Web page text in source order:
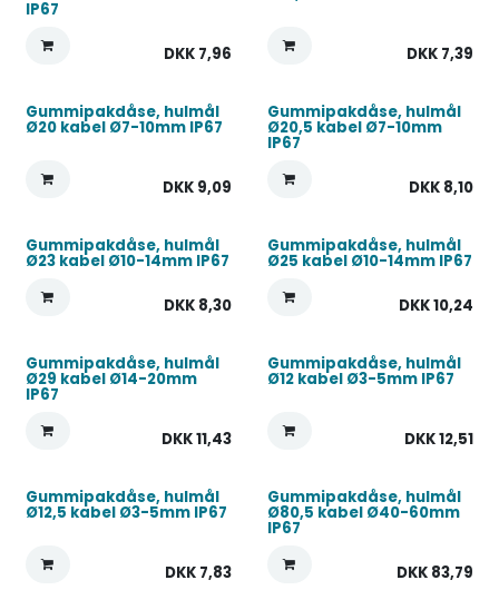
IP67
DKK 7,96 DKK 7,39
Gummipakdåse, hulmål
Ø20 kabel Ø7-10mm IP67
DKK 9,09
Gummipakdåse, hulmål
Ø20,5 kabel Ø7-10mm
IP67
DKK 8,10
Gummipakdåse, hulmål
Ø23 kabel Ø10-14mm IP67
DKK 8,30
Gummipakdåse, hulmål
Ø25 kabel Ø10-14mm IP67
DKK10,24
Gummipakdåse, hulmål
Ø29 kabel Ø14-20mm
IP67
DKK11,43
Gummipakdåse, hulmål
Ø12 kabel Ø3-5mm IP67
DKK12,51
Gummipakdåse, hulmål
Ø12,5 kabel Ø3-5mm IP67
DKK 7,83
Gummipakdåse, hulmål
Ø80,5 kabel Ø40-60mm
IP67
DKK 83,79